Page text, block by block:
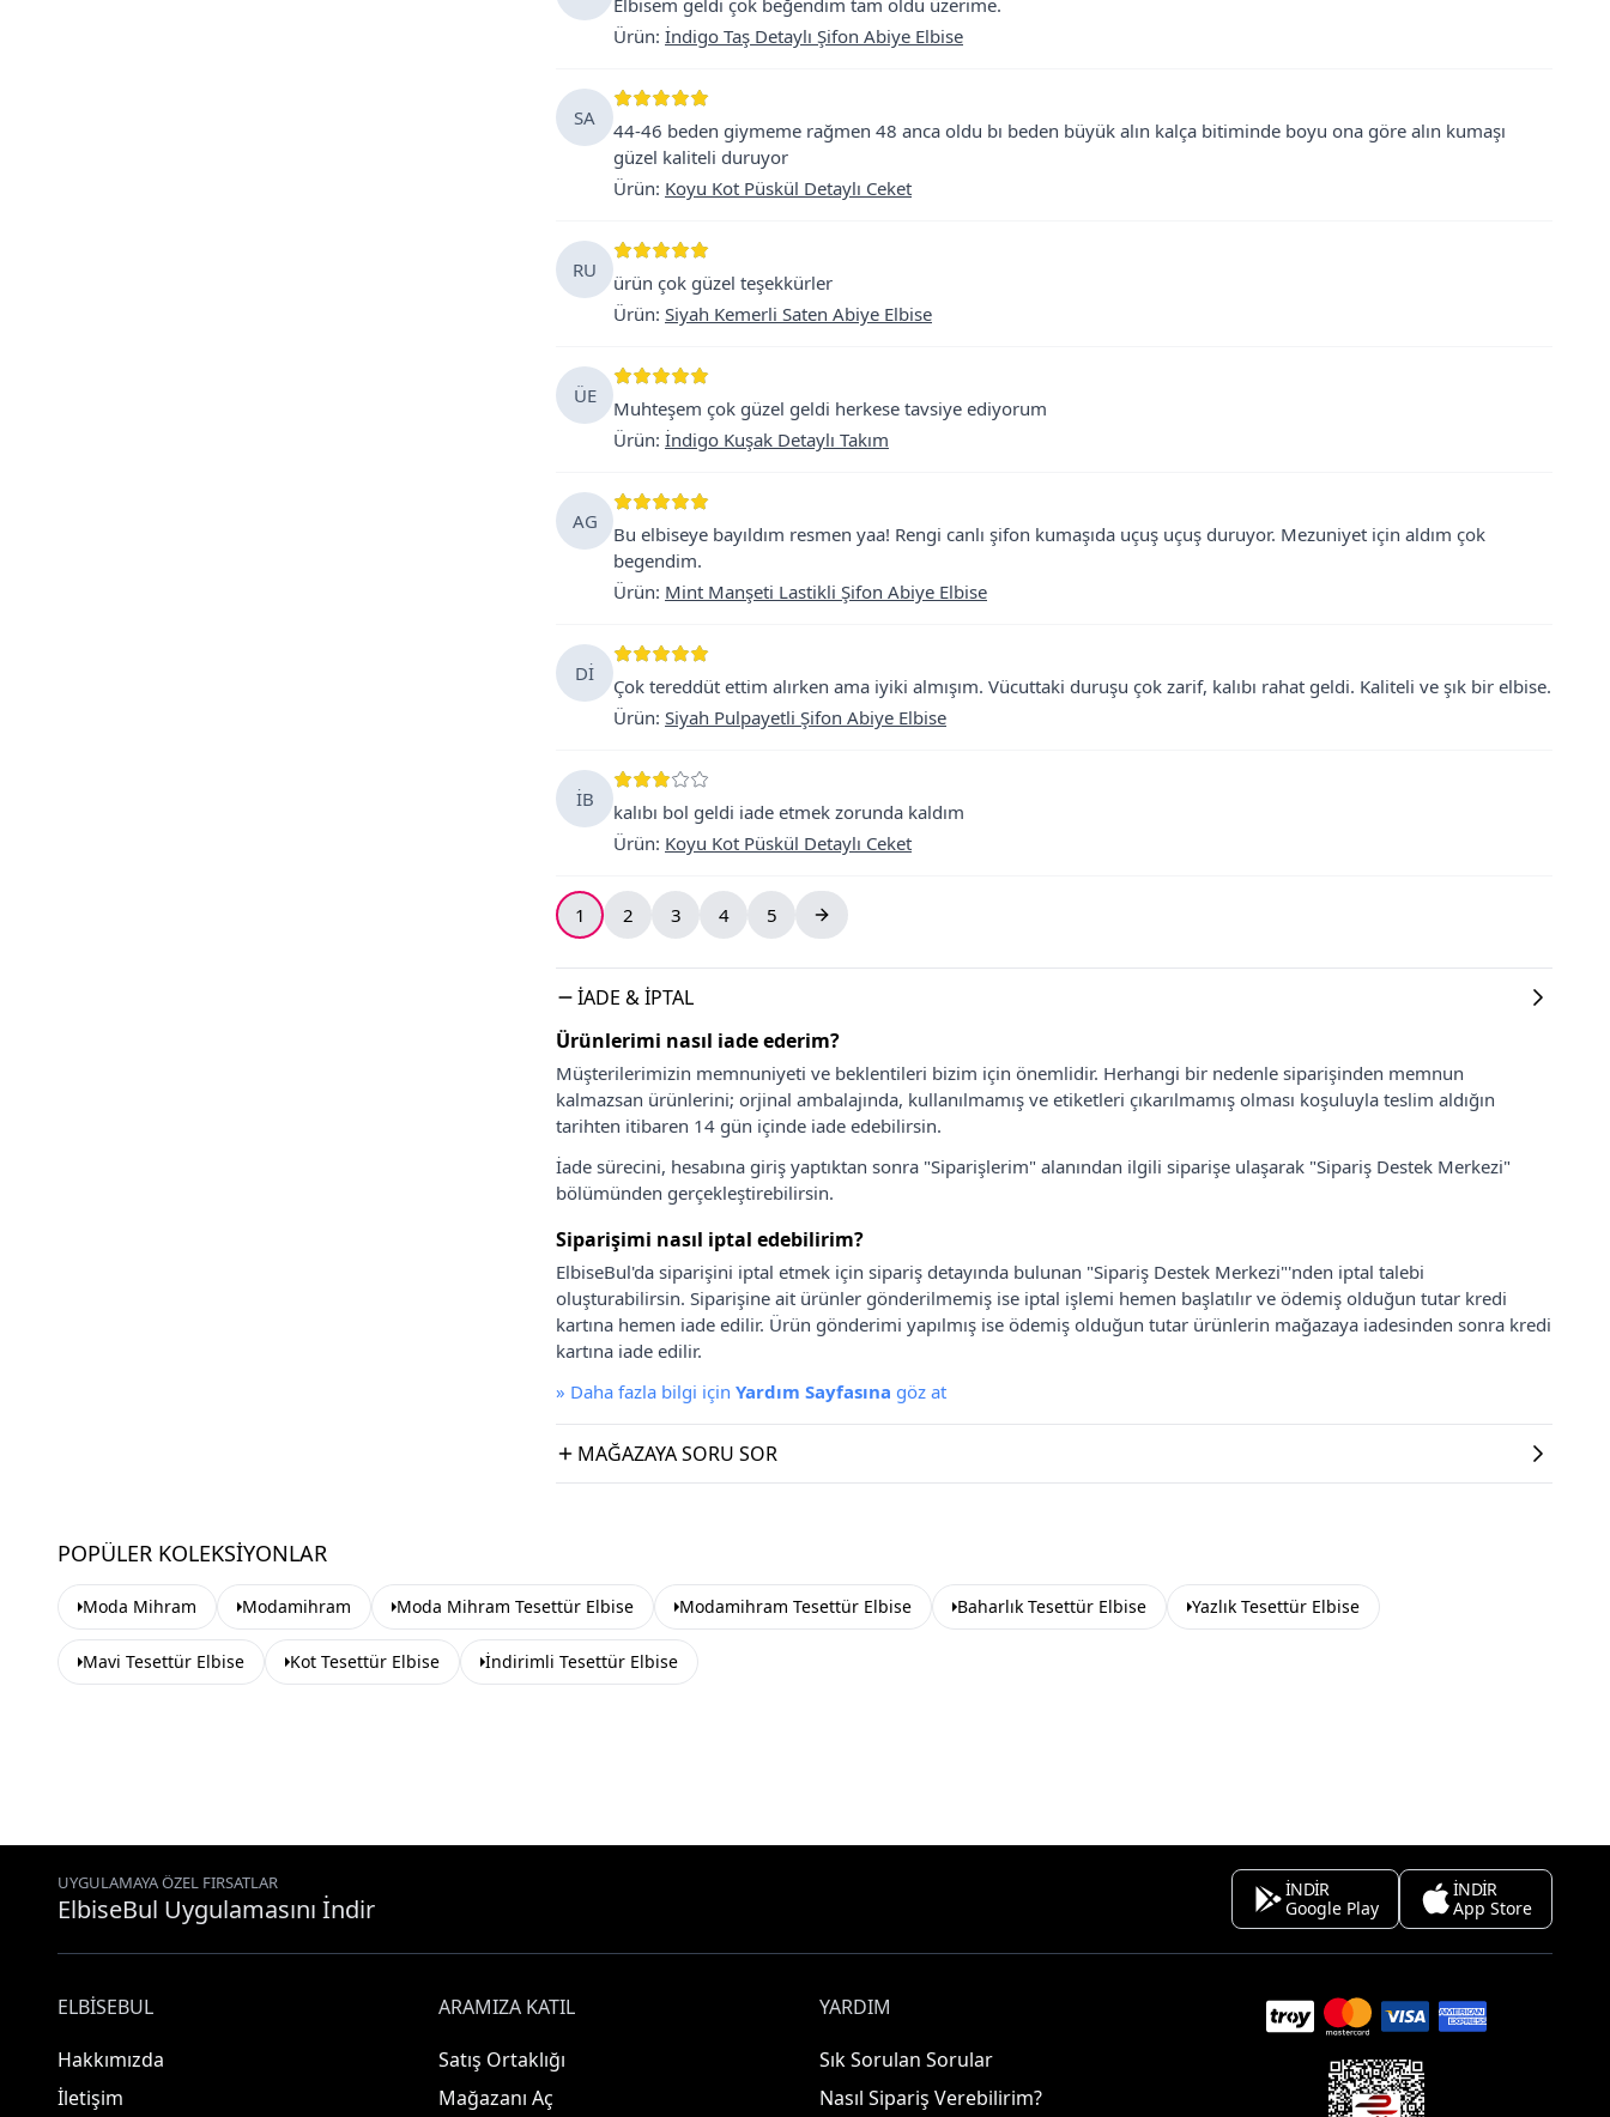
Elbisem geldi çok beğendim tam oldu üzerime.
Ürün: İndigo Taş Detaylı Şifon Abiye Elbise
SA
44-46 beden giymeme rağmen 48 anca oldu bı beden büyük alın kalça bitiminde boyu ona göre alın kumaşı
güzel kaliteli duruyor
Ürün: Koyu Kot Püskül Detaylı Ceket
RU
ürün çok güzel teşekkürler
Ürün: Siyah Kemerli Saten Abiye Elbise
ÜE
Muhteşem çok güzel geldi herkese tavsiye ediyorum
Ürün: İndigo Kuşak Detaylı Takım
AG
Bu elbiseye bayıldım resmen yaa! Rengi canlı şifon kumaşıda uçuş uçuş duruyor. Mezuniyet için aldım çok
begendim.
Ürün: Mint Manşeti Lastikli Şifon Abiye Elbise
Dİ
Çok tereddüt ettim alırken ama iyiki almışım. Vücuttaki duruşu çok zarif, kalıbı rahat geldi. Kaliteli ve şık bir elbise.
Ürün: Siyah Pulpayetli Şifon Abiye Elbise
İB
kalıbı bol geldi iade etmek zorunda kaldım
Ürün: Koyu Kot Püskül Detaylı Ceket
1 2 3 4 5
İADE & İPTAL
Ürünlerimi nasıl iade ederim?
Müşterilerimizin memnuniyeti ve beklentileri bizim için önemlidir. Herhangi bir nedenle siparişinden memnun
kalmazsan ürünlerini; orjinal ambalajında, kullanılmamış ve etiketleri çıkarılmamış olması koşuluyla teslim aldığın
tarihten itibaren 14 gün içinde iade edebilirsin.
İade sürecini, hesabına giriş yaptıktan sonra "Siparişlerim" alanından ilgili siparişe ulaşarak "Sipariş Destek Merkezi"
bölümünden gerçekleştirebilirsin.
Siparişimi nasıl iptal edebilirim?
ElbiseBul'da siparişini iptal etmek için sipariş detayında bulunan "Sipariş Destek Merkezi"'nden iptal talebi
oluşturabilirsin. Siparişine ait ürünler gönderilmemiş ise iptal işlemi hemen başlatılır ve ödemiş olduğun tutar kredi
kartına hemen iade edilir. Ürün gönderimi yapılmış ise ödemiş olduğun tutar ürünlerin mağazaya iadesinden sonra kredi
kartına iade edilir.
» Daha fazla bilgi için Yardım Sayfasına göz at
MAĞAZAYA SORU SOR
POPÜLER KOLEKSIYONLAR
Moda Mihram Modamihram Moda Mihram Tesettür Elbise Modamihram Tesettür Elbise Baharlık Tesettür Elbise Yazlık Tesettür Elbise
Mavi Tesettür Elbise Kot Tesettür Elbise İndirimli Tesettür Elbise
UYGULAMAYA ÖZEL FIRSATLAR
ElbiseBul Uygulamasını İndir
İNDİR
Google Play
İNDİR
App Store
ELBISEBUL
Hakkımızda
İletişim
ARAMIZA KATIL
Satış Ortaklığı
Mağazanı Aç
YARDIM
Sık Sorulan Sorular
Nasıl Sipariş Verebilirim?